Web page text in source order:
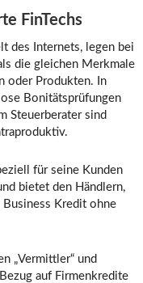
FinTechs
des Internets, legen bei
die gleichen Merkmale
oder Produkten. In
Bonitätsprüfungen
Steuerberater sind
für seine Kunden
bietet den Händlern,
Business Kredit ohne
„Vermittler“ und
auf Firmenkredite